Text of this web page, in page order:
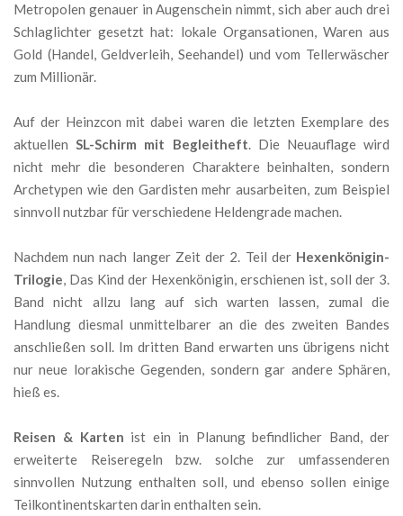
Metropolen genauer in Augenschein nimmt, sich aber auch drei
Schlaglichter gesetzt hat: lokale Organsationen, Waren aus
Gold (Handel, Geldverleih, Seehandel) und vom Tellerwäscher
zum Millionär.
Auf der Heinzcon mit dabei waren die letzten Exemplare des
aktuellenSL-Schirm mit Begleitheft. Die Neuauflage wird
nicht mehr die besonderen Charaktere beinhalten, sondern
Archetypen wie den Gardisten mehr ausarbeiten, zum Beispiel
sinnvoll nutzbar für verschiedene Heldengrade machen.
Nachdem nun nach langer Zeit der 2. Teil derHexenkönigin-
Trilogie, Das Kind der Hexenkönigin, erschienen ist, soll der 3.
Band nicht allzu lang auf sich warten lassen, zumal die
Handlung diesmal unmittelbarer an die des zweiten Bandes
anschließen soll. Im dritten Band erwarten uns übrigens nicht
nur neue lorakische Gegenden, sondern gar andere Sphären,
hieß es.
Reisen & Karten ist ein in Planung befindlicher Band, der
erweiterte Reiseregeln bzw. solche zur umfassenderen
sinnvollen Nutzung enthalten soll, und ebenso sollen einige
Teilkontinentskarten darin enthalten sein.